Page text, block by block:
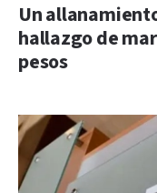
Un
hallazgo de
pesos